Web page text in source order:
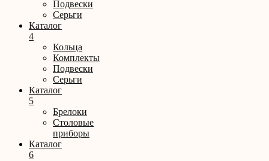
Подвески
Серьги
Каталог
4
Кольца
Комплекты
Подвески
Серьги
Каталог
5
Брелоки
Столовые
приборы
Каталог
6